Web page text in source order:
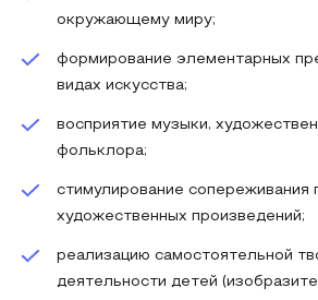
окружающему миру;
формирование элементарных
видах искусства;
восприятие музыки,
фольклора;
стимулирование сопереживания
художественных произведений;
реализацию самостоятельной
деятельности детей